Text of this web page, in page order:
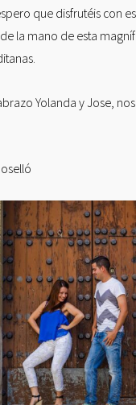
que disfrutéis con
la mano de esta
Yolanda y Jose,